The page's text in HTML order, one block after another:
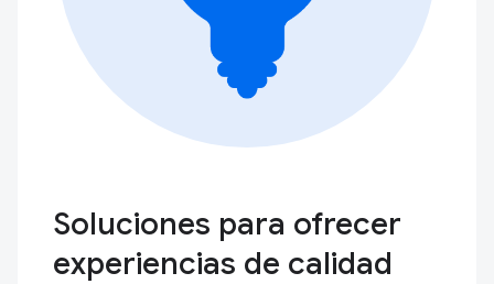
Soluciones para ofrecer
experiencias de calidad